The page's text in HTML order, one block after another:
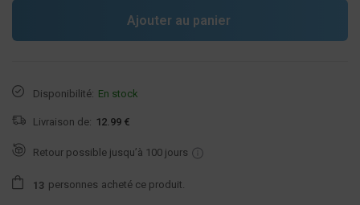
Ajouter au panier
Disponibilité: En stock
Livraison de: 12.99 €
Retour possible jusqu’à 100 jours
1 3 personnes acheté ce produit.